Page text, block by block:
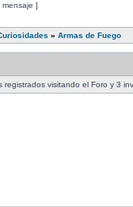
mensaje ]
» Armas de Fuego
visitando el Foro y 3